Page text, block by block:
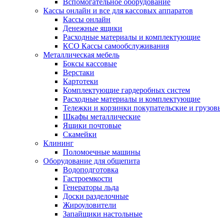
Вспомогательное оборудование
Кассы онлайн и все для кассовых аппаратов
Кассы онлайн
Денежные ящики
Расходные материалы и комплектующие
КСО Кассы самообслуживания
Металлическая мебель
Боксы кассовые
Верстаки
Картотеки
Комплектующие гардеробных систем
Расходные материалы и комплектующие
Тележки и корзинки покупательские и
Шкафы металлические
Ящики почтовые
Скамейки
Клининг
Поломоечные машины
Оборудование для общепита
Водоподготовка
Гастроемкости
Генераторы льда
Доски разделочные
Жироуловители
Запайщики настольные